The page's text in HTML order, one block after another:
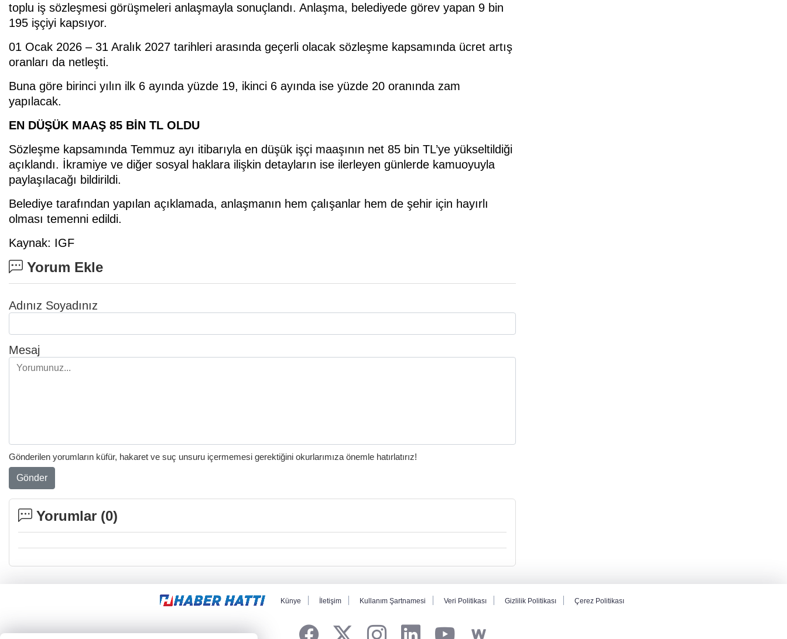
toplu iş sözleşmesi görüşmeleri anlaşmayla sonuçlandı. Anlaşma, belediyede görev yapan 9 bin
195 işçiyi kapsıyor.
01 Ocak 2026 – 31 Aralık 2027 tarihleri arasında geçerli olacak sözleşme kapsamında ücret artış
oranları da netleşti.
Buna göre birinci yılın ilk 6 ayında yüzde 19, ikinci 6 ayında ise yüzde 20 oranında zam
yapılacak.
EN DÜŞÜK MAAŞ 85 BİN TL OLDU
Sözleşme kapsamında Temmuz ayı itibarıyla en düşük işçi maaşının net 85 bin TL’ye yükseltildiği
açıklandı. İkramiye ve diğer sosyal haklara ilişkin detayların ise ilerleyen günlerde kamuoyuyla
paylaşılacağı bildirildi.
Belediye tarafından yapılan açıklamada, anlaşmanın hem çalışanlar hem de şehir için hayırlı
olması temenni edildi.
Kaynak: IGF
Yorum Ekle
Adınız Soyadınız
Mesaj
Gönderilen yorumların küfür, hakaret ve suç unsuru içermemesi gerektiğini okurlarımıza önemle hatırlatırız!
Gönder
Yorumlar (0)
Künye İletişim Kullanım Şartnamesi Veri Politikası Gizlilik Politikası Çerez Politikası